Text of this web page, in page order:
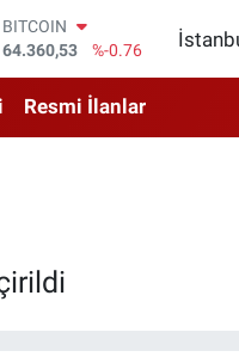
64.360,53
DOLAR
55,0317
%-0.02
STERLİN
Resmi İlanlar